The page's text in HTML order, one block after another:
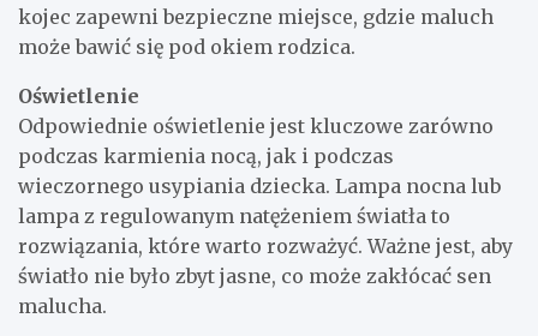
kojec zapewni bezpieczne miejsce, gdzie maluch
może bawić się pod okiem rodzica.
Oświetlenie
Odpowiednie oświetlenie jest kluczowe zarówno
podczas karmienia nocą, jak i podczas
wieczornego usypiania dziecka. Lampa nocna lub
lampa z regulowanym natężeniem światła to
rozwiązania, które warto rozważyć. Ważne jest, aby
światło nie było zbyt jasne, co może zakłócać sen
malucha.